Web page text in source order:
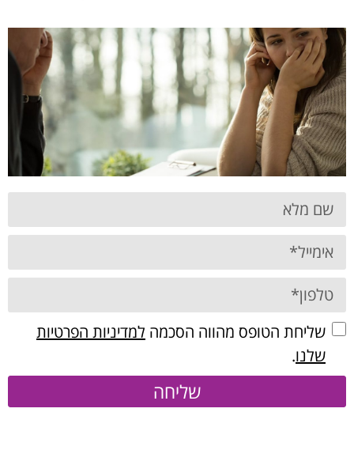
שליחת הטופס מהווה הסכמה למדיניות הפרטיות
שלנו.
שליחה